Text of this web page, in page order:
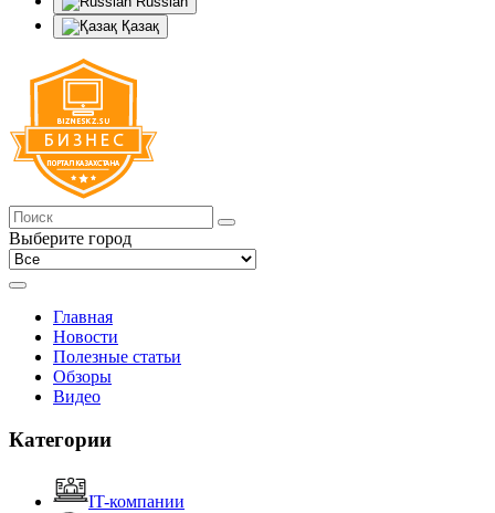
Қазақ
Выберите город
Главная
Новости
Полезные статьи
Обзоры
Видео
Категории
IT-компании